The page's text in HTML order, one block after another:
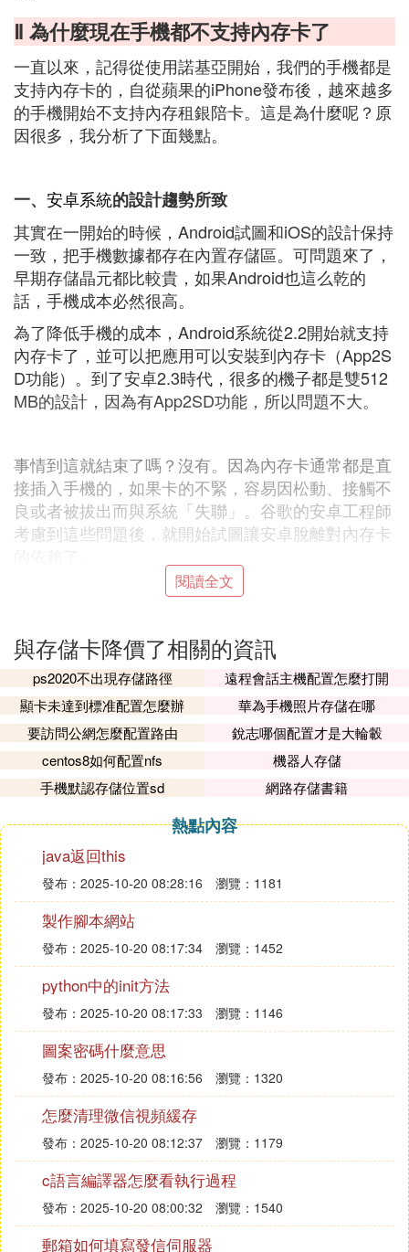
Ⅱ 為什麼現在手機都不支持內存卡了
一直以來，記得從使用諾基亞開始，我們的手機都是
支持內存卡的，自從蘋果的iPhone發布後，越來越多
的手機開始不支持內存租銀陪卡。這是為什麼呢？原
因很多，我分析了下面幾點。
一、 安卓系統的設計趨勢所致
其實在一開始的時候，Android試圖和iOS的設計保持
一致，把手機數據都存在內置存儲區。可問題來了，
早期存儲晶元都比較貴，如果Android也這么乾的
話，手機成本必然很高。
為了降低手機的成本，Android系統從2.2開始就支持
內存卡了，並可以把應用可以安裝到內存卡（App2S
D功能）。到了安卓2.3時代，很多的機子都是雙512
MB的設計，因為有App2SD功能，所以問題不大。
事情到這就結束了嗎？沒有。因為內存卡通常都是直
接插入手機的，如果卡的不緊，容易因松動、接觸不
良或者被拔出而與系統「失聯」。谷歌的安卓工程師
考慮到這些問題後，就開始試圖讓安卓脫離對內存卡
的價格優勢不明顯。另外，內存卡因為硬體本身的原
因，不能一直喚醒它，否則影響壽命。有些內存卡採
用的是廉價的晶元，不但讀取速度慢，而且寫入數據
過多還會壞掉，我曾經就親身經歷。導致外插內存卡
裡面珍貴的照片視頻全部丟失。
所以從Android 4.0開始，Android系統對內存卡的支
持進行了各種限制。Android 4.1開始取消App2SD功
能，禁止應用安裝到SD卡。Android 4.4開始禁止應
用寫入文件到SD卡，應用程序和應數據一般都被強
制放到內置存儲。
隨著手機存儲晶元越來越便宜，安卓系統就不再依賴
內存卡了，所以現在很多
玩的轉，廠商也就順水推舟做了很多不支持內存卡的
手機。
二、不排除廠商坑用戶錢的嫌疑
手機不支持內存卡的弊端是，一旦搏塌手機壞掉不能
開機了，你基本上無法導出數據。就算你導出了原始
數據，也是加密存儲無法還原的。簡單一句話，手機
廢了，數據就沒了。相反，如果你的手機支持內存
卡，那就好辦多了。
閱讀全文
與存儲卡降價了相關的資訊
ps2020不出現存儲路徑
遠程會話主機配置怎麼打開
顯卡未達到標准配置怎麼辦
華為手機照片存儲在哪
要訪問公網怎麼配置路由
銳志哪個配置才是大輪轂
centos8如何配置nfs
機器人存儲
手機默認存儲位置sd
網路存儲書籍
熱點內容
java返回this
發布：2025-10-20 08:28:16 瀏覽：1181
製作腳本網站
發布：2025-10-20 08:17:34 瀏覽：1452
python中的init方法
發布：2025-10-20 08:17:33 瀏覽：1146
圖案密碼什麼意思
發布：2025-10-20 08:16:56 瀏覽：1320
怎麼清理微信視頻緩存
發布：2025-10-20 08:12:37 瀏覽：1179
c語言編譯器怎麼看執行過程
發布：2025-10-20 08:00:32 瀏覽：1540
郵箱如何填寫發信伺服器